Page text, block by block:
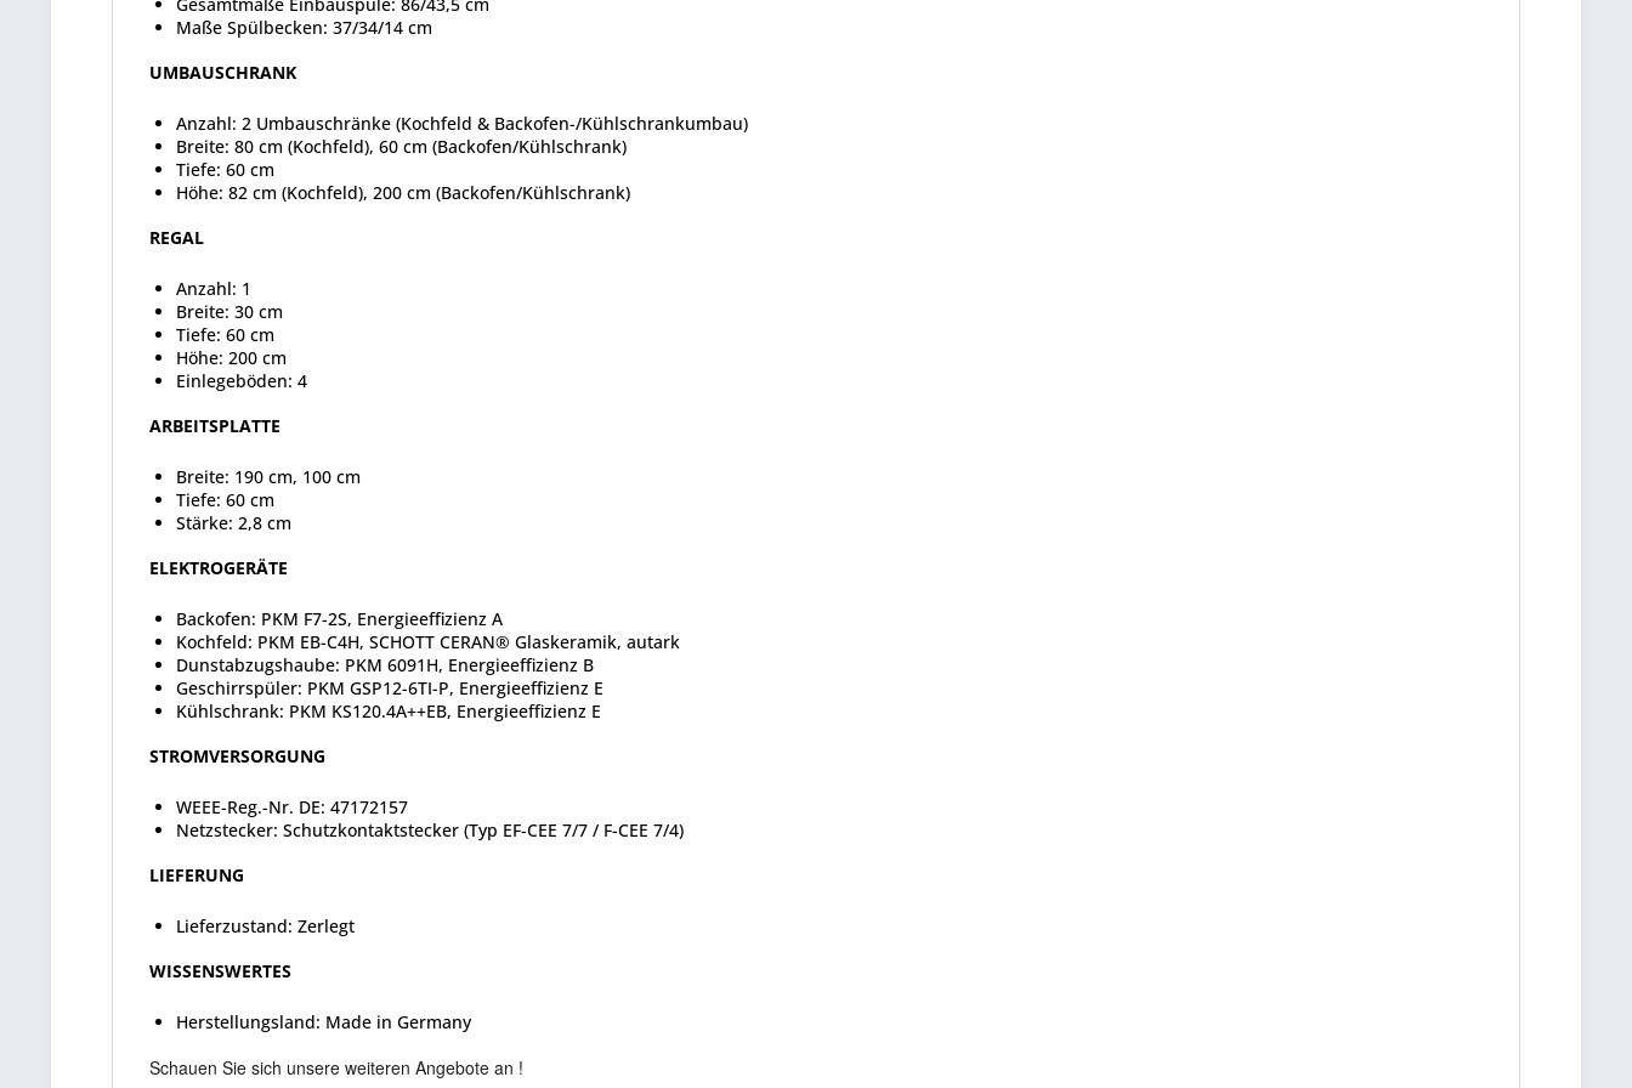
Maße Spülbecken: 37/34/14 cm
UMBAUSCHRANK
Anzahl: 2 Umbauschränke (Kochfeld & Backofen-/Kühlschrankumbau)
Breite: 80 cm (Kochfeld), 60 cm (Backofen/Kühlschrank)
Tiefe: 60 cm
Höhe: 82 cm (Kochfeld), 200 cm (Backofen/Kühlschrank)
REGAL
Anzahl: 1
Breite: 30 cm
Tiefe: 60 cm
Höhe: 200 cm
Einlegeböden: 4
ARBEITSPLATTE
Breite: 190 cm, 100 cm
Tiefe: 60 cm
Stärke: 2,8 cm
ELEKTROGERÄTE
Backofen: PKM F7-2S, Energieeffizienz A
Kochfeld: PKM EB-C4H, SCHOTT CERAN® Glaskeramik, autark
Dunstabzugshaube: PKM 6091H, Energieeffizienz B
Geschirrspüler: PKM GSP12-6TI-P, Energieeffizienz E
Kühlschrank: PKM KS120.4A++EB, Energieeffizienz E
STROMVERSORGUNG
WEEE-Reg.-Nr. DE: 47172157
Netzstecker: Schutzkontaktstecker (Typ EF-CEE 7/7 / F-CEE 7/4)
LIEFERUNG
Lieferzustand: Zerlegt
WISSENSWERTES
Herstellungsland: Made in Germany
Schauen Sie sich unsere weiteren Angebote an !